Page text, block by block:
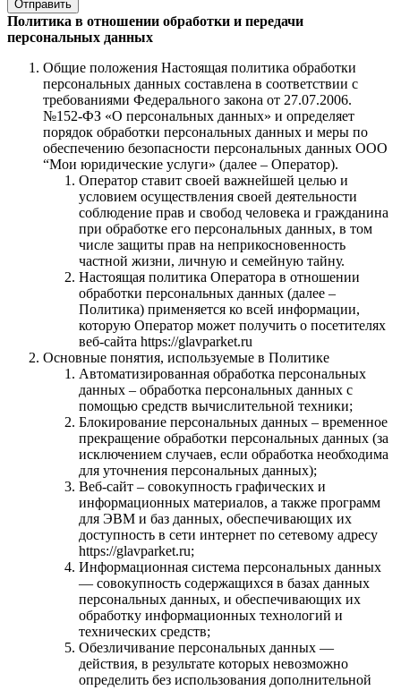
Отправить
Политика в отношении обработки и передачи
персональных данных
Общие положения Настоящая политика обработки
персональных данных составлена в соответствии с
требованиями Федерального закона от 27.07.2006.
№152-ФЗ «О персональных данных» и определяет
порядок обработки персональных данных и меры по
обеспечению безопасности персональных данных ООО
“Мои юридические услуги» (далее – Оператор).
Оператор ставит своей важнейшей целью и
условием осуществления своей деятельности
соблюдение прав и свобод человека и гражданина
при обработке его персональных данных, в том
числе защиты прав на неприкосновенность
частной жизни, личную и семейную тайну.
Настоящая политика Оператора в отношении
обработки персональных данных (далее –
Политика) применяется ко всей информации,
которую Оператор может получить о посетителях
веб-сайта https://glavparket.ru
Основные понятия, используемые в Политике
Автоматизированная обработка персональных
данных – обработка персональных данных с
помощью средств вычислительной техники;
Блокирование персональных данных – временное
прекращение обработки персональных данных (за
исключением случаев, если обработка необходима
для уточнения персональных данных);
Веб-сайт – совокупность графических и
информационных материалов, а также программ
для ЭВМ и баз данных, обеспечивающих их
доступность в сети интернет по сетевому адресу
https://glavparket.ru;
Информационная система персональных данных
— совокупность содержащихся в базах данных
персональных данных, и обеспечивающих их
обработку информационных технологий и
технических средств;
Обезличивание персональных данных —
действия, в результате которых невозможно
определить без использования дополнительной